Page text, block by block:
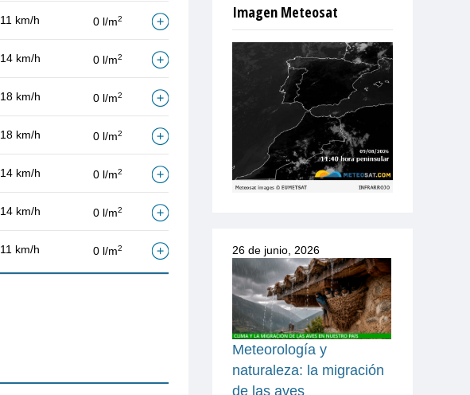
11 km/h 0 l/m2
14 km/h 0 l/m2
18 km/h 0 l/m2
18 km/h 0 l/m2
14 km/h 0 l/m2
14 km/h 0 l/m2
11 km/h 0 l/m2
Imagen Meteosat
26 de junio, 2026
Meteorología y
naturaleza: la migración
de las aves